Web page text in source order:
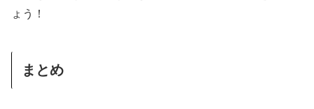
ょう！
まとめ